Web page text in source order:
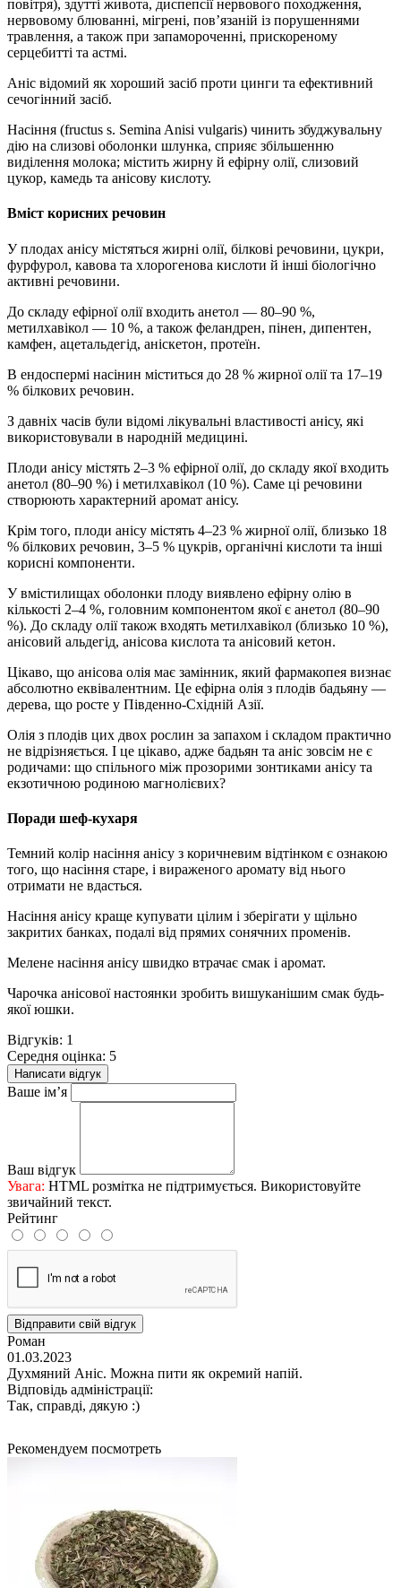
повітря), здутті живота, диспепсії нервового походження,
нервовому блюванні, мігрені, пов’язаній із порушеннями
травлення, а також при запамороченні, прискореному
серцебитті та астмі.
Аніс відомий як хороший засіб проти цинги та ефективний
сечогінний засіб.
Насіння (fructus s. Semina Anisi vulgaris) чинить збуджувальну
дію на слизові оболонки шлунка, сприяє збільшенню
виділення молока; містить жирну й ефірну олії, слизовий
цукор, камедь та анісову кислоту.
Вміст корисних речовин
У плодах анісу містяться жирні олії, білкові речовини, цукри,
фурфурол, кавова та хлорогенова кислоти й інші біологічно
активні речовини.
До складу ефірної олії входить анетол — 80–90 %,
метилхавікол — 10 %, а також феландрен, пінен, дипентен,
камфен, ацетальдегід, аніскетон, протеїн.
В ендоспермі насінин міститься до 28 % жирної олії та 17–19
% білкових речовин.
З давніх часів були відомі лікувальні властивості анісу, які
використовували в народній медицині.
Плоди анісу містять 2–3 % ефірної олії, до складу якої входить
анетол (80–90 %) і метилхавікол (10 %). Саме ці речовини
створюють характерний аромат анісу.
Крім того, плоди анісу містять 4–23 % жирної олії, близько 18
% білкових речовин, 3–5 % цукрів, органічні кислоти та інші
корисні компоненти.
У вмістилищах оболонки плоду виявлено ефірну олію в
кількості 2–4 %, головним компонентом якої є анетол (80–90
%). До складу олії також входять метилхавікол (близько 10 %),
анісовий альдегід, анісова кислота та анісовий кетон.
Цікаво, що анісова олія має замінник, який фармакопея визнає
абсолютно еквівалентним. Це ефірна олія з плодів бадьяну —
дерева, що росте у Південно-Східній Азії.
Олія з плодів цих двох рослин за запахом і складом практично
не відрізняється. І це цікаво, адже бадьян та аніс зовсім не є
родичами: що спільного між прозорими зонтиками анісу та
екзотичною родиною магнолієвих?
Поради шеф-кухаря
Темний колір насіння анісу з коричневим відтінком є ознакою
того, що насіння старе, і вираженого аромату від нього
отримати не вдасться.
Насіння анісу краще купувати цілим і зберігати у щільно
закритих банках, подалі від прямих сонячних променів.
Мелене насіння анісу швидко втрачає смак і аромат.
Чарочка анісової настоянки зробить вишуканішим смак будь-
якої юшки.
Відгуків: 1
Середня оцінка: 5
Написати відгук
Ваше ім’я
Ваш відгук
Увага: HTML розмітка не підтримується. Використовуйте
звичайний текст.
Рейтинг
Відправити свій відгук
Роман
01.03.2023
Духмяний Аніс. Можна пити як окремий напiй.
Відповідь адміністрації:
Так, справді, дякую :)
Рекомендуем посмотреть